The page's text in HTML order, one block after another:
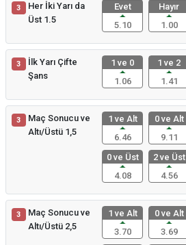
3
Her İki Yarı da
Üst 1.5
Evet
5.10
Hayır
1.00
3
İlk Yarı Çifte
Şans
1 ve 0
1.06
1 ve 2
1.41
3
Maç Sonucu ve
Altı/Üstü 1,5
1 ve Alt
6.46
0 ve Alt
9.11
0 ve Üst
4.08
2 ve Üst
4.56
3
Maç Sonucu ve
Altı/Üstü 2,5
1 ve Alt
3.70
0 ve Alt
3.69